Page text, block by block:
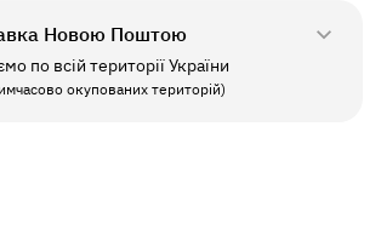
- 19:00
Новою Поштою
по всій території України
окупованих територій)